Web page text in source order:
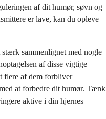
af dit humør, søvn og
er lave, kan du opleve
sammenlignet med nogle
af disse vigtige
flere af dem forbliver
at forbedre dit humør. Tænk
aktive i din hjernes